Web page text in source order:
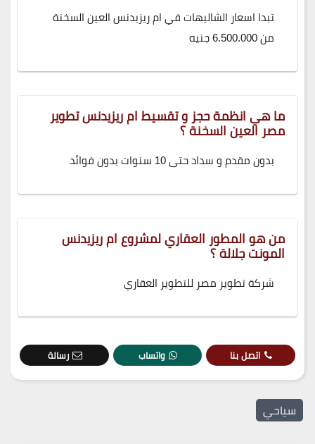
تبدا اسعار الشاليهات في ام ريزيدنس العين السخنة
من 6.500.000 جنيه
ما هي انظمة حجز و تقسيط ام ريزيدنس تطوير
مصر العين السخنة ؟
بدون مقدم و سداد حتى 10 سنوات بدون فوائد
من هو المطور العقاري لمشروع ام ريزيدنس
المونت جلالة ؟
شركة تطوير مصر للتطوير العقاري
اتصل بنا واتساب رسالة
سياحي